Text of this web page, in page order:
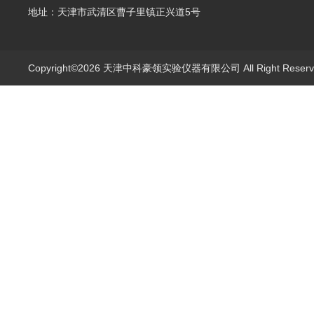
地址：天津市武清区曹子里镇正兴道5号
Copyright©2026 天津中科豪领实验仪器有限公司 All Right